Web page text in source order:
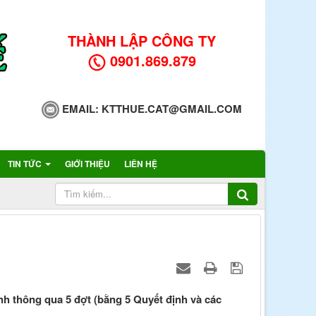
THÀNH LẬP CÔNG TY
0901.869.879
EMAIL: KTTHUE.CAT@GMAIL.COM
TIN TỨC GIỚI THIỆU LIÊN HỆ
thông qua 5 đợt (bằng 5 Quyết định và các